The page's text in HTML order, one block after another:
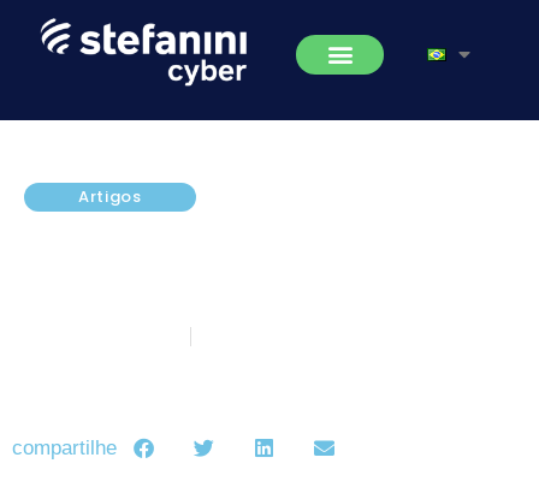
Artigos
compartilhe